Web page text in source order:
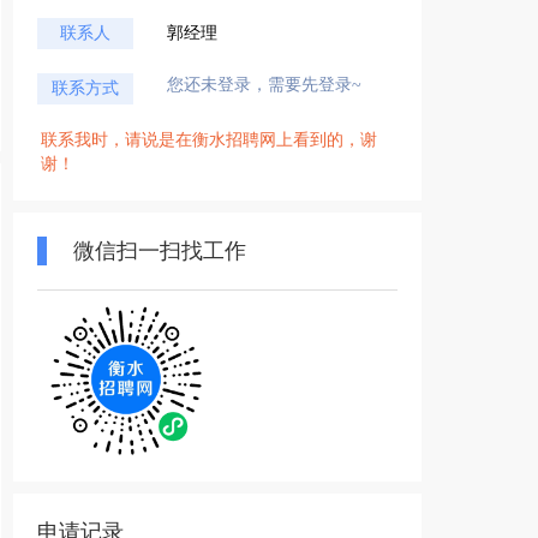
联系人 郭经理
联系方式 您还未登录，需要先登录~
联系我时，请说是在衡水招聘网上看到的，谢
谢！
微信扫一扫找工作
申请记录